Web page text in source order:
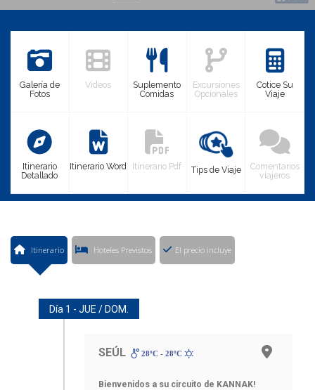
Galería de
Fotos
Videos
Suplemento
Comidas
Excursiones
Opcionales
Cotice Su
Viaje
Itinerario
Detallado
Itinerario Word Itinerario Pdf Tips de Viaje
Comentarios
viajeros
Itinerario Hoteles Previstos El precio incluye
Día 1 - JUE / DOM.
SEÚL 28ºC - 28ºC
Bienvenidos a su circuito de KANNAK!